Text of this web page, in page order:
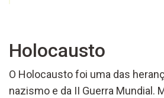
Holocausto
O Holocausto foi uma das
nazismo e da II Guerra Mundial.